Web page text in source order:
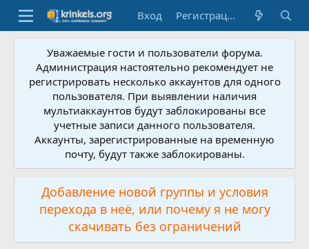
Вход Регистрация
Уважаемые гости и пользователи форума.
Администрация настоятельно рекомендует не
регистрировать несколько аккаунтов для одного
пользователя. При выявлении наличия
мультиаккаунтов будут заблокированы все
учетные записи данного пользователя.
Аккаунты, зарегистрированные на временную
почту, будут также заблокированы.
Добавление новой группы и условия
перехода в неё, или почему я не могу
скачивать без ограничений